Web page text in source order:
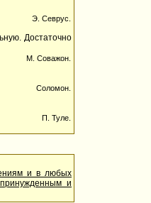
Э. Севрус.
Достаточно
М. Соважон.
Соломон.
П. Туле.
и в любых
и